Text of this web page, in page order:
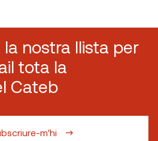
nostra llista per
tota la
Cateb
m'hi